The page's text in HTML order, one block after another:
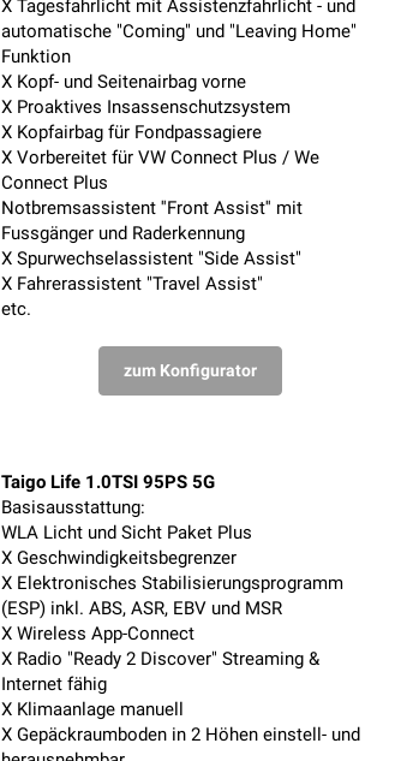
X Tagesfahrlicht mit Assistenzfahrlicht - und
automatische "Coming" und "Leaving Home"
Funktion
X Kopf- und Seitenairbag vorne
X Proaktives Insassenschutzsystem
X Kopfairbag für Fondpassagiere
X Vorbereitet für VW Connect Plus / We
Connect Plus
Notbremsassistent ''Front Assist'' mit
Fussgänger und Raderkennung
X Spurwechselassistent "Side Assist"
X Fahrerassistent "Travel Assist"
etc.
zum Konfigurator
Taigo Life 1.0TSI 95PS 5G
Basisausstattung:
WLA Licht und Sicht Paket Plus
X Geschwindigkeitsbegrenzer
X Elektronisches Stabilisierungsprogramm
(ESP) inkl. ABS, ASR, EBV und MSR
X Wireless App-Connect
X Radio "Ready 2 Discover" Streaming &
Internet fähig
X Klimaanlage manuell
X Gepäckraumboden in 2 Höhen einstell- und